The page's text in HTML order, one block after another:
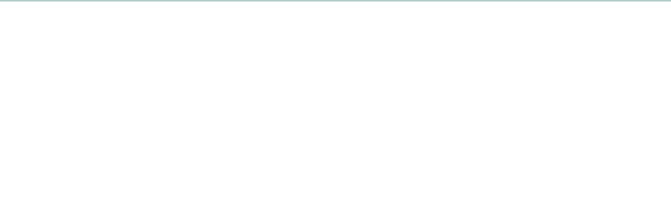
fajne i po co właściwie to zmieniać..